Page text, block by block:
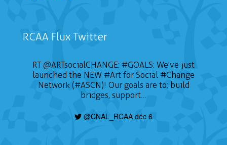
RCAA Flux Twitter
RT@ARTsocialCHANGE: #GOALS: We've just
launched the NEW #Art for Social #Change
Network (#ASCN)! Our goals are to: build
bridges, support…
@CNAL_RCAA déc 6